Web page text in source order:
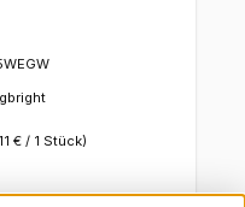
€ / 1 Stück)